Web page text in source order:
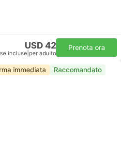
USD 42
incluse per adulto
Prenota ora
immediata Raccomandato